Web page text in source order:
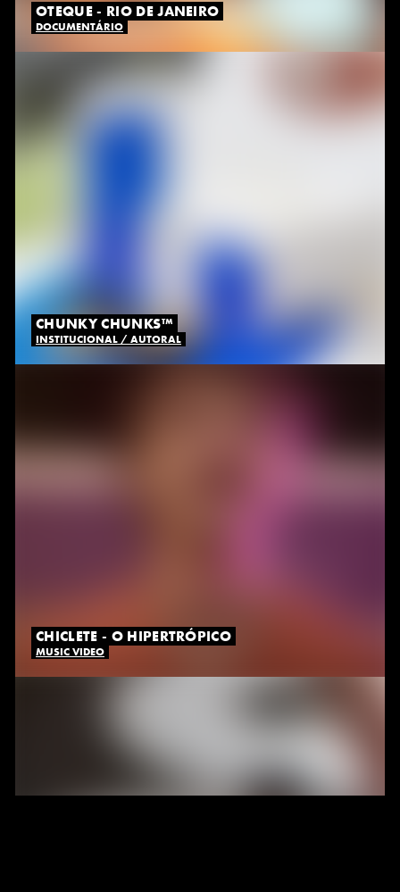
OTEQUE - RIO DE JANEIRO
DOCUMENTÁRIO
CHUNKY CHUNKS™
INSTITUCIONAL / AUTORAL
CHICLETE - O HIPERTRÓPICO
MUSIC VIDEO